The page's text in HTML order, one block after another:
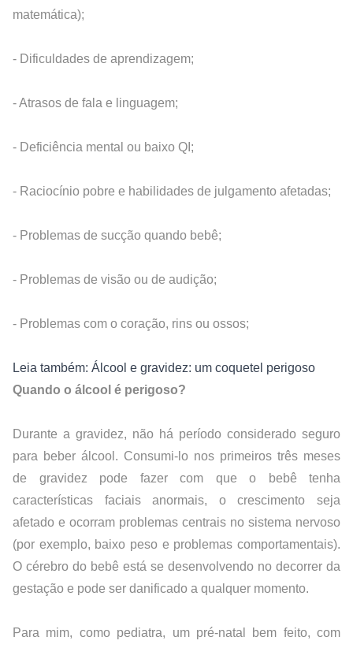
matemática);
- Dificuldades de aprendizagem;
- Atrasos de fala e linguagem;
- Deficiência mental ou baixo QI;
- Raciocínio pobre e habilidades de julgamento afetadas;
- Problemas de sucção quando bebê;
- Problemas de visão ou de audição;
- Problemas com o coração, rins ou ossos;
Leia também: Álcool e gravidez: um coquetel perigoso
Quando o álcool é perigoso?
Durante a gravidez, não há período considerado seguro
para beber álcool. Consumi-lo nos primeiros três meses
de gravidez pode fazer com que o bebê tenha
características faciais anormais, o crescimento seja
afetado e ocorram problemas centrais no sistema nervoso
(por exemplo, baixo peso e problemas comportamentais).
O cérebro do bebê está se desenvolvendo no decorrer da
gestação e pode ser danificado a qualquer momento.
Para mim, como pediatra, um pré-natal bem feito, com